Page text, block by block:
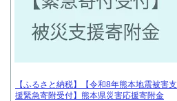
【ふるさと納税】【令和8年熊本地震被害支
援緊急寄附受付】熊本県災害応援寄附金